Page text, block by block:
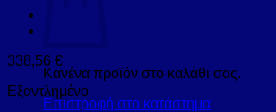
Κανένα προϊόν στο καλάθι σας.
Επιστροφή στο κατάστημα
338,56 €
Εξαντλημένο